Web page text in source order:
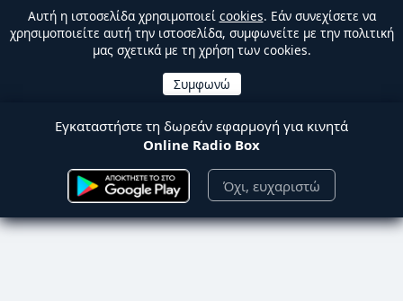
Αυτή η ιστοσελίδα χρησιμοποιεί cookies. Εάν συνεχίσετε να
χρησιμοποιείτε αυτή την ιστοσελίδα, συμφωνείτε με την πολιτική
μας σχετικά με τη χρήση των cookies.
Εγκαταστήστε τη δωρεάν εφαρμογή για κινητά
Online Radio Box
Όχι, ευχαριστώ